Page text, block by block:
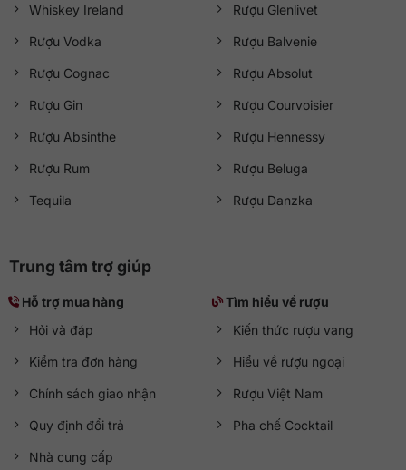
Whiskey Ireland
Rượu Vodka
Rượu Cognac
Rượu Gin
Rượu Absinthe
Rượu Rum
Tequila
Rượu Glenlivet
Rượu Balvenie
Rượu Absolut
Rượu Courvoisier
Rượu Hennessy
Rượu Beluga
Rượu Danzka
Trung tâm trợ giúp
Hỗ trợ mua hàng
Hỏi và đáp
Kiểm tra đơn hàng
Chính sách giao nhận
Quy định đổi trả
Nhà cung cấp
Tìm hiểu về rượu
Kiến thức rượu vang
Hiểu về rượu ngoại
Rượu Việt Nam
Pha chế Cocktail